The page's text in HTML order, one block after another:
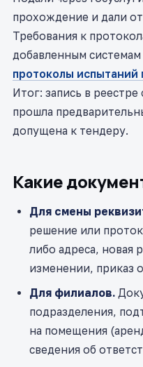
прохождение и дали
Требования к
добавленным
протоколы испытаний
Итог: запись в
прошла
допущена к тендеру.
Какие
Для смены
решение или
либо адреса, новая
изменении, приказ
Для филиалов.
подразделения,
на помещения
сведения об